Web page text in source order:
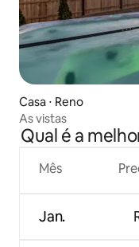
Casa ⋅ Reno
As vistas
Qual é a
Mês
Jan.